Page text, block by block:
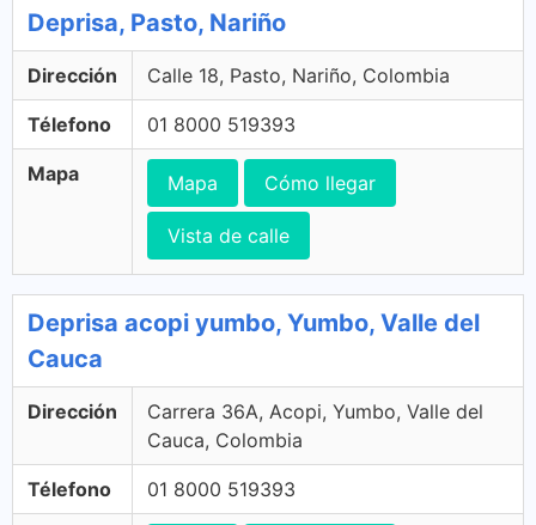
Deprisa, Pasto, Nariño
Dirección Calle 18, Pasto, Nariño, Colombia
Télefono 01 8000 519393
Mapa Mapa Cómo llegar
Vista de calle
Deprisa acopi yumbo, Yumbo, Valle del
Cauca
Dirección
Carrera 36A, Acopi, Yumbo, Valle del
Cauca, Colombia
Télefono 01 8000 519393